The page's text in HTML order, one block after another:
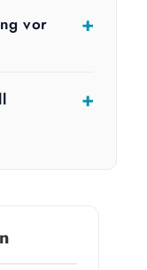
vor